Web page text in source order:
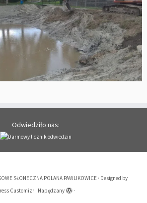
Odwiedziło nas:
SŁONECZNA POLANA PAWLIKOWICE · Designed by
Customizr · Napędzany ·